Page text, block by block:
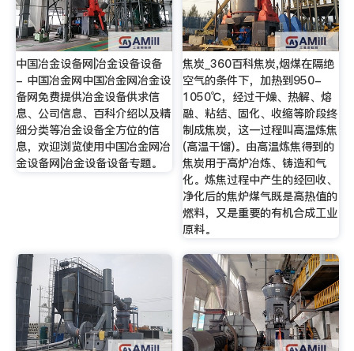
中国冶金设备网|冶金设备设备
- 中国冶金网中国冶金网冶金设
备网免费提供冶金设备供求信
息、公司信息、百科介绍以及精
细分类等冶金设备全方位的信
息，欢迎浏览使用中国冶金网冶
金设备网|冶金设备设备专题。
焦炭_360百科焦炭,烟煤在隔绝
空气的条件下，加热到950-
1050℃，经过干燥、热解、熔
融、粘结、固化、收缩等阶段终
制成焦炭，这一过程叫高温炼焦
(高温干馏)。由高温炼焦得到的
焦炭用于高炉冶炼、铸造和气
化。炼焦过程中产生的经回收、
净化后的焦炉煤气既是高热值的
燃料，又是重要的有机合成工业
原料。